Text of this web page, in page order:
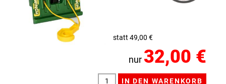
statt 49,00 €
nur32,00 €